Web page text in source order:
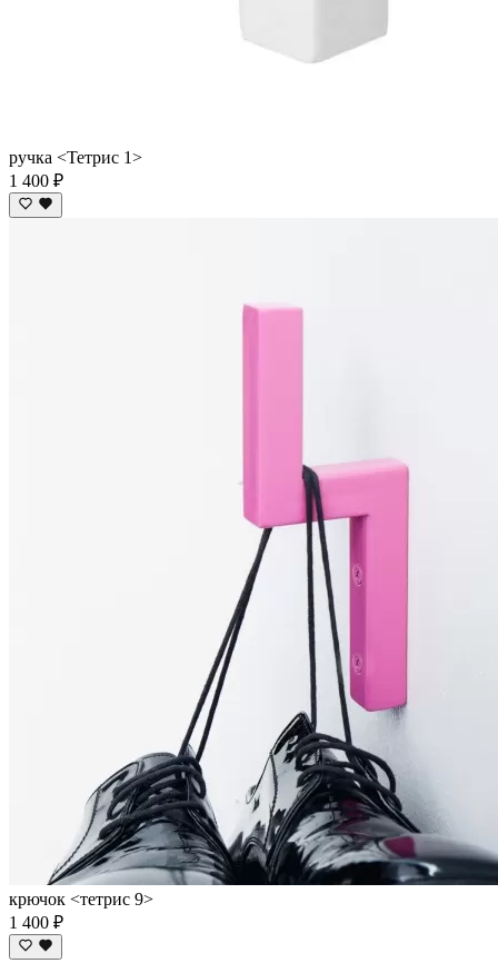
ручка <Тетрис 1>
1 400 ₽
крючок <тетрис 9>
1 400 ₽